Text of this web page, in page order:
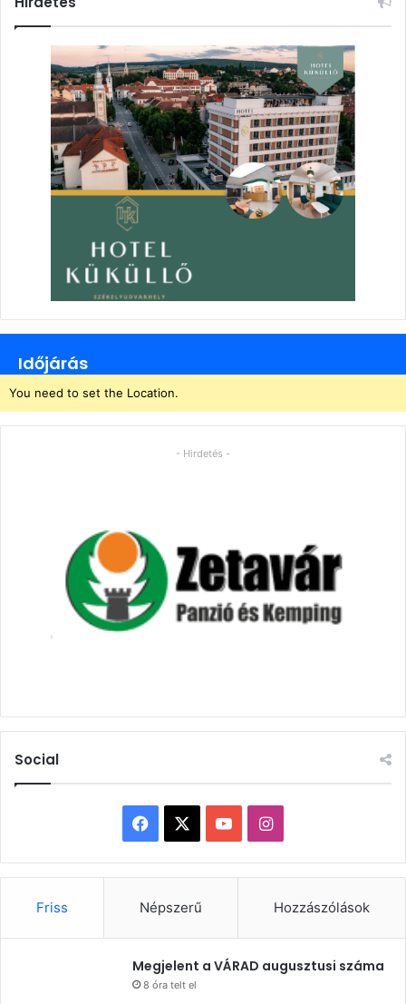
Időjárás
You need to set the Location.
- Hirdetés -
Social
Facebook YouTubeInstagram
Friss Népszerű Hozzászólások
Megjelent a VÁRAD augusztusi száma
8 óra telt el